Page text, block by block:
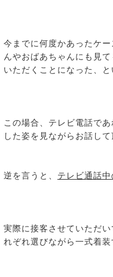
今までに何度かあったケ
んやおばあちゃんにも見
いただくことになった、と
この場合、テレビ電話で
した姿を見ながらお話して
逆を言うと、 テレビ通話
実際に接客させていただ
れぞれ選びながら一式着